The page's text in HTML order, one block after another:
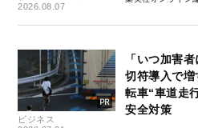
2026.08.07
ビジネス
「いつ加害
切符導入で
転車“車道走
安全対策